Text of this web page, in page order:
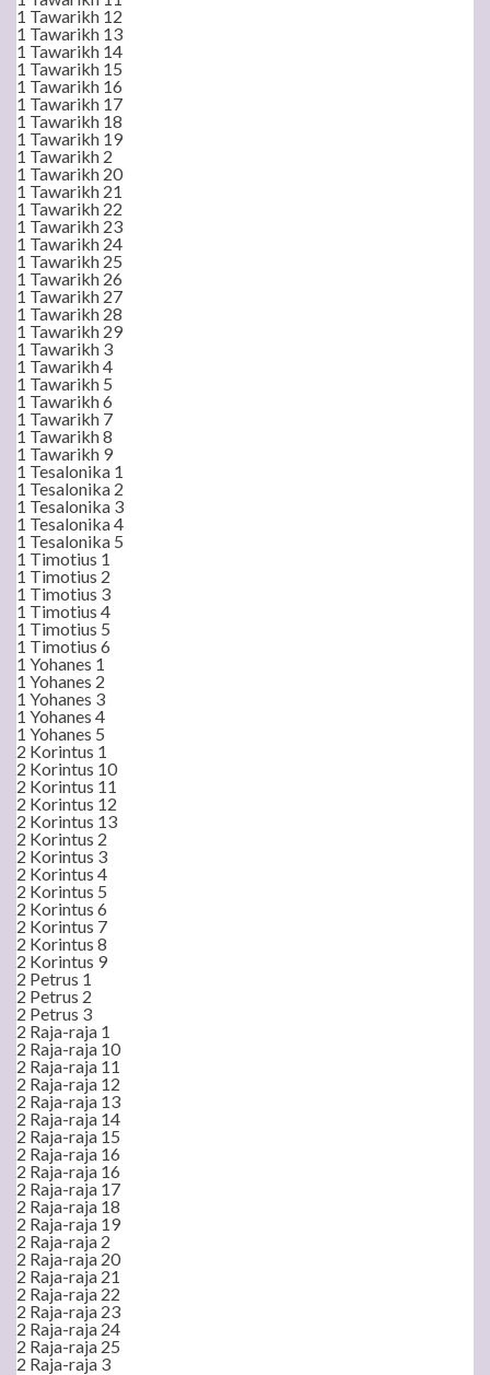
1 Tawarikh 12
1 Tawarikh 13
1 Tawarikh 14
1 Tawarikh 15
1 Tawarikh 16
1 Tawarikh 17
1 Tawarikh 18
1 Tawarikh 19
1 Tawarikh 2
1 Tawarikh 20
1 Tawarikh 21
1 Tawarikh 22
1 Tawarikh 23
1 Tawarikh 24
1 Tawarikh 25
1 Tawarikh 26
1 Tawarikh 27
1 Tawarikh 28
1 Tawarikh 29
1 Tawarikh 3
1 Tawarikh 4
1 Tawarikh 5
1 Tawarikh 6
1 Tawarikh 7
1 Tawarikh 8
1 Tawarikh 9
1 Tesalonika 1
1 Tesalonika 2
1 Tesalonika 3
1 Tesalonika 4
1 Tesalonika 5
1 Timotius 1
1 Timotius 2
1 Timotius 3
1 Timotius 4
1 Timotius 5
1 Timotius 6
1 Yohanes 1
1 Yohanes 2
1 Yohanes 3
1 Yohanes 4
1 Yohanes 5
2 Korintus 1
2 Korintus 10
2 Korintus 11
2 Korintus 12
2 Korintus 13
2 Korintus 2
2 Korintus 3
2 Korintus 4
2 Korintus 5
2 Korintus 6
2 Korintus 7
2 Korintus 8
2 Korintus 9
2 Petrus 1
2 Petrus 2
2 Petrus 3
2 Raja-raja 1
2 Raja-raja 10
2 Raja-raja 11
2 Raja-raja 12
2 Raja-raja 13
2 Raja-raja 14
2 Raja-raja 15
2 Raja-raja 16
2 Raja-raja 16
2 Raja-raja 17
2 Raja-raja 18
2 Raja-raja 19
2 Raja-raja 2
2 Raja-raja 20
2 Raja-raja 21
2 Raja-raja 22
2 Raja-raja 23
2 Raja-raja 24
2 Raja-raja 25
2 Raja-raja 3